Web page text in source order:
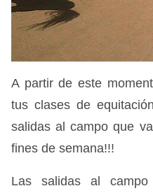
A partir de este
tus clases de
salidas al campo que
fines de semana!!!
Las salidas al